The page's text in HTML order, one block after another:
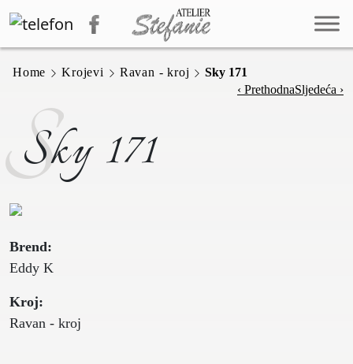
Home Krojevi Ravan - kroj
Sky 171
‹ PrethodnaSljedeća ›
S
Sky 171
Brend:
Eddy K
Kroj:
Ravan - kroj